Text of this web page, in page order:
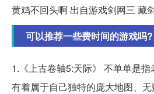
黄鸡不回头啊 出自游戏剑网三 藏
可以推荐一些费时间的游戏吗?
1.《上古卷轴5:天际》 不单单是
有着属于自己独特的庞大地图、